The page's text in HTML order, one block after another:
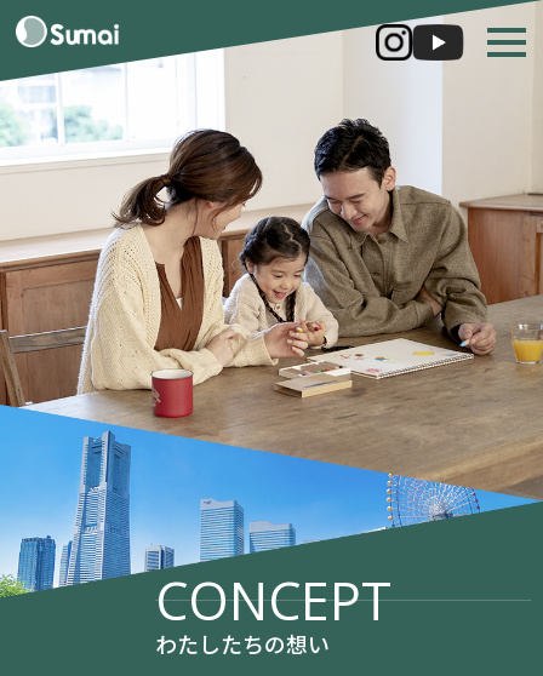
CONCEPT
わたしたちの想い